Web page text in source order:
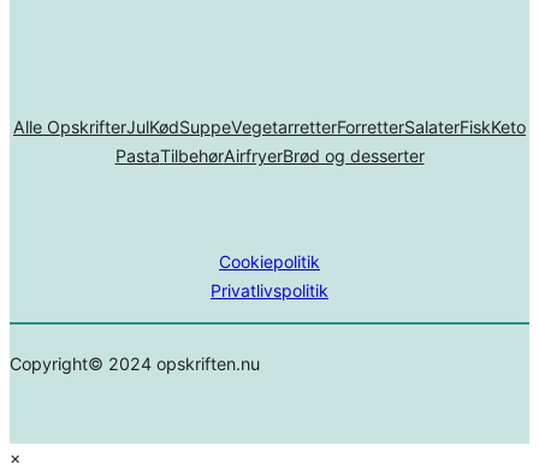
Alle OpskrifterJulKødSuppeVegetarretterForretterSalaterFiskKeto
PastaTilbehørAirfryerBrød og desserter
Cookiepolitik
Privatlivspolitik
Copyright© 2024 opskriften.nu
×